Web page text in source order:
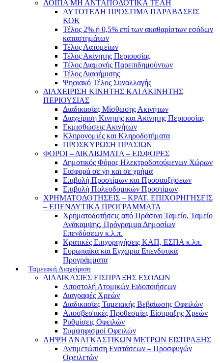
ΛΟΙΠΑ ΜΗ ΑΝΤΑΠΟΔΟΤΙΚΑ ΤΕΛΗ
ΑΥΤΟΤΕΛΗ ΠΡΟΣΤΙΜΑ ΠΑΡΑΒΑΣΕΙΣ
ΚΟΚ
Τέλος 2% ή 0,5% επί των ακαθαρίστων εσόδων
καταστημάτων
Τέλος Λατομείων
Τέλος Ακίνητης Περιουσίας
Τέλος Διαμονής Παρεπιδημούντων
Τέλος Διαφήμισης
Ψηφιακό Τέλος Συναλλαγής
ΔΙΑΧΕΙΡΙΣΗ ΚΙΝΗΤΗΣ ΚΑΙ ΑΚΙΝΗΤΗΣ
ΠΕΡΙΟΥΣΙΑΣ
Διαδικασίες Μίσθωσης Ακινήτων
Διαχείριση Κινητής και Ακίνητης Περιουσίας
Εκμισθώσεις Ακινήτων
Κληρονομιές και Κληροδοτήματα
ΠΡΟΣΚΥΡΩΣΗ ΠΡΑΣΙΩΝ
ΦΟΡΟΙ – ΔΙΚΑΙΩΜΑΤΑ – ΕΙΣΦΟΡΕΣ
Δημοτικός Φόρος Ηλεκτροδοτούμενων Χώρων
Εισφορά σε γη και σε χρήμα
Επιβολή Προστίμων και Προσαυξήσεων
Επιβολή Πολεοδομικών Προστίμων
ΧΡΗΜΑΤΟΔΟΤΗΣΕΙΣ – ΚΡΑΤ. ΕΠΙΧΟΡΗΓΗΣΕΙΣ
– ΕΠΕΝΔΥΤΙΚΑ ΠΡΟΓΡΑΜΜΑΤΑ
Χρηματοδοτήσεις από Πράσινο Ταμείο, Ταμείο
Ανάκαμψης, Πρόγραμμα Δημοσίων
Επενδύσεων κ.λ.π.
Κρατικές Επιχορηγήσεις ΚΑΠ, ΕΣΠΑ κ.λπ.
Ευρωπαϊκά και Εγχώρια Επενδυτικά
Προγράμματα
Ταμειακή Διαχείριση
ΔΙΑΔΙΚΑΣΙΕΣ ΕΙΣΠΡΑΞΗΣ ΕΣΟΔΩΝ
Αποστολή Ατομικών Ειδοποιήσεων
Διαγραφές Χρεών
Διαδικασίες Ταμειακής Βεβαίωσης Οφειλών
Αποσβεστικές Προθεσμίες Είσπραξης Χρεών
Ρυθμίσεις Οφειλών
Συμψηφισμοί Οφειλών
ΛΗΨΗ ΑΝΑΓΚΑΣΤΙΚΩΝ ΜΕΤΡΩΝ ΕΙΣΠΡΑΞΗΣ
Αντιμετώπιση Ενστάσεων – Προσφυγών
Οφειλετών